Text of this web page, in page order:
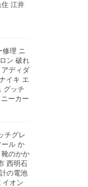
江井
修理 ニ
ン 破れ
ディダ
イキ エ
グッチ
ーカー
チグレ
ル か
のかか
西明石
の電池
イオン